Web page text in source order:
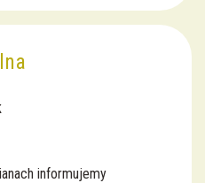
informujemy